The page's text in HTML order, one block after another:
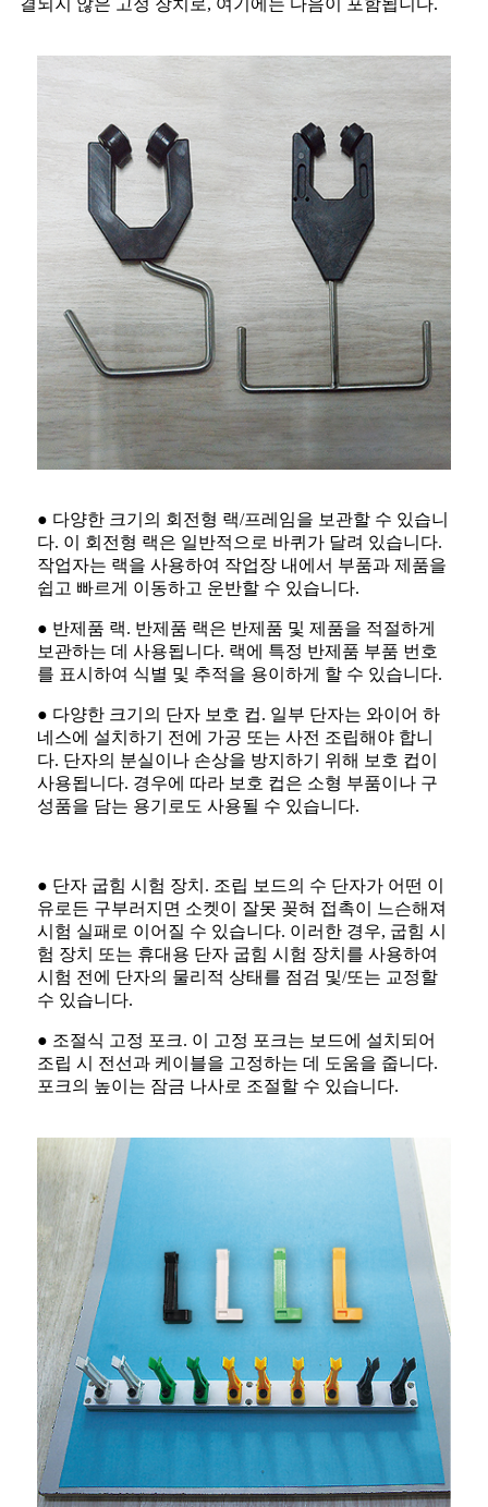
● 다양한 크기의 회전형 랙/프레임을 보관할 수 있습니
다. 이 회전형 랙은 일반적으로 바퀴가 달려 있습니다.
작업자는 랙을 사용하여 작업장 내에서 부품과 제품을
쉽고 빠르게 이동하고 운반할 수 있습니다.
● 반제품 랙. 반제품 랙은 반제품 및 제품을 적절하게
보관하는 데 사용됩니다. 랙에 특정 반제품 부품 번호
를 표시하여 식별 및 추적을 용이하게 할 수 있습니다.
● 다양한 크기의 단자 보호 컵. 일부 단자는 와이어 하
네스에 설치하기 전에 가공 또는 사전 조립해야 합니
다. 단자의 분실이나 손상을 방지하기 위해 보호 컵이
사용됩니다. 경우에 따라 보호 컵은 소형 부품이나 구
성품을 담는 용기로도 사용될 수 있습니다.
● 단자 굽힘 시험 장치. 조립 보드의 수 단자가 어떤 이
유로든 구부러지면 소켓이 잘못 꽂혀 접촉이 느슨해져
시험 실패로 이어질 수 있습니다. 이러한 경우, 굽힘 시
험 장치 또는 휴대용 단자 굽힘 시험 장치를 사용하여
시험 전에 단자의 물리적 상태를 점검 및/또는 교정할
수 있습니다.
● 조절식 고정 포크. 이 고정 포크는 보드에 설치되어
조립 시 전선과 케이블을 고정하는 데 도움을 줍니다.
포크의 높이는 잠금 나사로 조절할 수 있습니다.